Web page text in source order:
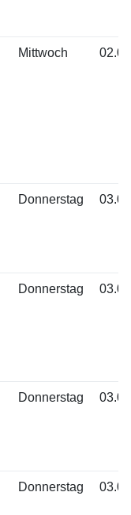
Mittwoch
Donnerstag
Donnerstag
Donnerstag
Donnerstag